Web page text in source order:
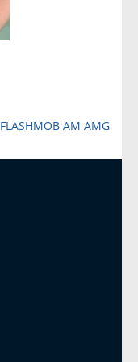
FLASHMOB AM AMG